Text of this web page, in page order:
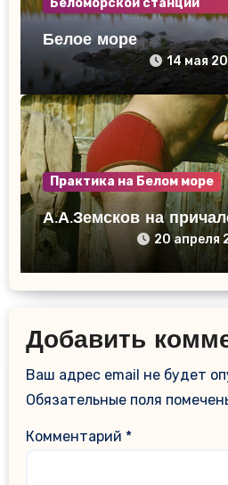
Беломорской станции
Белое море
14 мая
Практика на Белом море
А.А.Земсков на
20 апреля
Добавить
Ваш адрес email не будет
Обязательные поля
Комментарий *